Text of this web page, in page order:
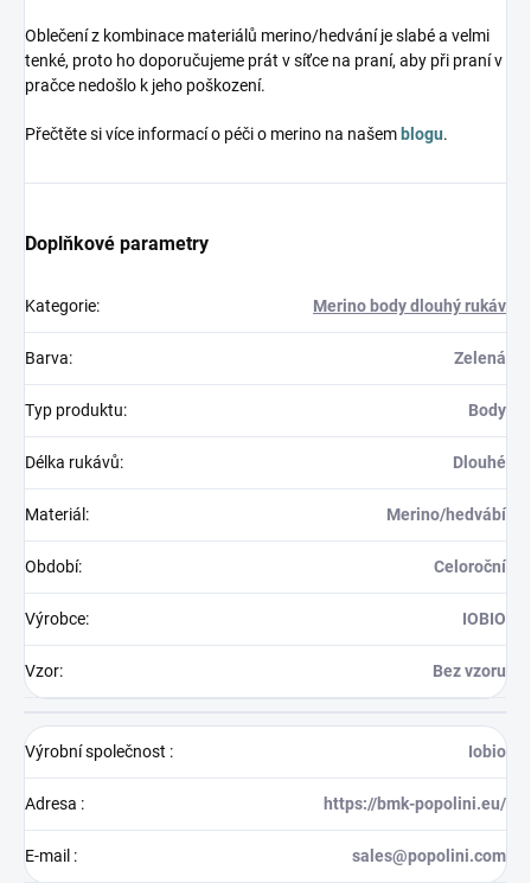
Oblečení z kombinace materiálů merino/hedvání je slabé a velmi
tenké, proto ho doporučujeme prát v síťce na praní, aby při praní v
pračce nedošlo k jeho poškození.
Přečtěte si více informací o péči o merino na našem blogu.
Doplňkové parametry
Kategorie: Merino body dlouhý rukáv
Barva: Zelená
Typ produktu: Body
Délka rukávů: Dlouhé
Materiál : Merino/hedvábí
Období: Celoroční
Výrobce: IOBIO
Vzor: Bez vzoru
Výrobní společnost : Iobio
Adresa : https://bmk-popolini.eu/
E-mail : sales@popolini.com